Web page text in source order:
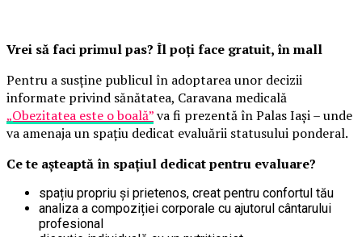
Vrei să faci primul pas? Îl poți face gratuit, în mall
Pentru a susține publicul în adoptarea unor decizii
informate privind sănătatea, Caravana medicală
„Obezitatea este o boală”va fi prezentă în Palas Iași – unde
va amenaja un spațiu dedicat evaluării statusului ponderal.
Ce te așteaptă în spațiul dedicat pentru evaluare?
spațiu propriu și prietenos, creat pentru confortul tău
analiza a compoziției corporale cu ajutorul cântarului
profesional